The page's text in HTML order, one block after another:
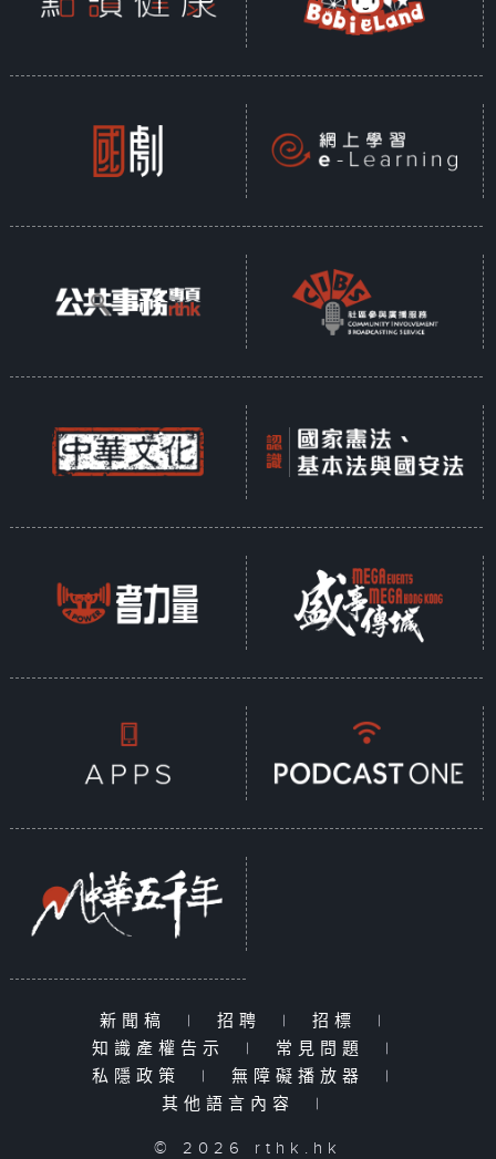
新聞稿 | 招聘 | 招標
|
知識產權告示
| 常見問題
|
私隱政策
| 無障礙播放器
|
其他語言內容
|
© 2026 rthk.hk